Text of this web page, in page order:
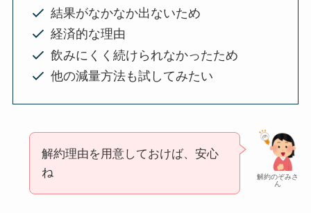
結果がなかなか出ないため
経済的な理由
飲みにくく続けられなかったため
他の減量方法も試してみたい
解約のぞみさ
ん
解約理由を用意しておけば、安心
ね